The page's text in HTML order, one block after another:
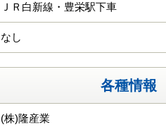
ＪＲ白新線・豊栄駅下車
なし
各種情報
(株)隆産業